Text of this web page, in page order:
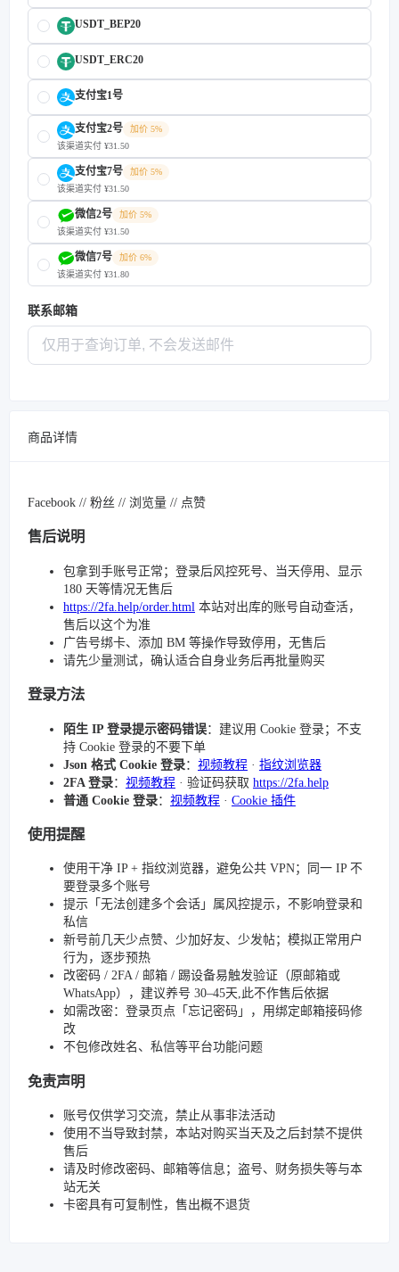
USDT_BEP20
USDT_ERC20
支付宝1号
支付宝2号
加价 5%
该渠道实付 ¥31.50
支付宝7号
加价 5%
该渠道实付 ¥31.50
微信2号
加价 5%
该渠道实付 ¥31.50
微信7号
加价 6%
该渠道实付 ¥31.80
联系邮箱
商品详情
Facebook // 粉丝 // 浏览量 // 点赞
售后说明
包拿到手账号正常；登录后风控死号、当天停用、显示
180 天等情况无售后
https://2fa.help/order.html 本站对出库的账号自动查活，
售后以这个为准
广告号绑卡、添加 BM 等操作导致停用，无售后
请先少量测试，确认适合自身业务后再批量购买
登录方法
陌生 IP 登录提示密码错误：建议用 Cookie 登录；不支
持 Cookie 登录的不要下单
Json 格式 Cookie 登录： 视频教程 · 指纹浏览器
2FA 登录： 视频教程 · 验证码获取 https://2fa.help
普通 Cookie 登录： 视频教程 · Cookie 插件
使用提醒
使用干净 IP + 指纹浏览器，避免公共 VPN；同一 IP 不
要登录多个账号
提示「无法创建多个会话」属风控提示，不影响登录和
私信
新号前几天少点赞、少加好友、少发帖；模拟正常用户
行为，逐步预热
改密码 / 2FA / 邮箱 / 踢设备易触发验证（原邮箱或
WhatsApp），建议养号 30–45天,此不作售后依据
如需改密：登录页点「忘记密码」，用绑定邮箱接码修
改
不包修改姓名、私信等平台功能问题
免责声明
账号仅供学习交流，禁止从事非法活动
使用不当导致封禁，本站对购买当天及之后封禁不提供
售后
请及时修改密码、邮箱等信息；盗号、财务损失等与本
站无关
卡密具有可复制性，售出概不退货